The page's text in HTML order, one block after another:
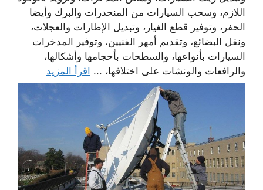
اللازم، وسحب السيارات من المنحدرات والبرك وأيضا
الحفر، وتوفير قطع الغيار، وتبديل الإطارات والعجلات،
ونقل البضائع، وتقديم أمهر الفنيين، وتوفير المدخرات
السيارات بأنواعها، والسطحات بأحجامها وأشكالها،
والرافعات والونشات على اختلافها، ... اقرأ المزيد